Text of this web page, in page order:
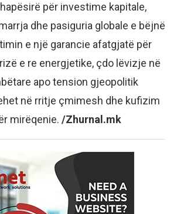
për investime kapitale,
dhe pasiguria globale e bëjnë
e një garancie afatgjatë për
e re energjetike, çdo lëvizje në
apo tension gjeopolitik
në rritje çmimesh dhe kufizim
mirëqenie. /Zhurnal.mk